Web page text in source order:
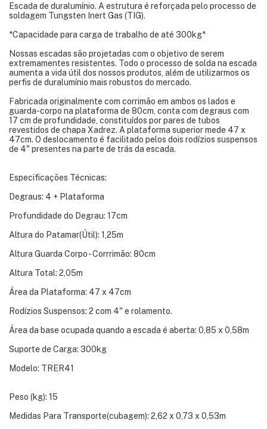
Escada de duralumínio. A estrutura é reforçada pelo processo de
soldagem Tungsten Inert Gas (TIG).
*Capacidade para carga de trabalho de até 300kg*
Nossas escadas são projetadas com o objetivo de serem
extremamentes resistentes. Todo o processo de solda na escada
aumenta a vida útil dos nossos produtos, além de utilizarmos os
perfis de duralumínio mais robustos do mercado.
Fabricada originalmente com corrimão em ambos os lados e
guarda-corpo na plataforma de 80cm, conta com degraus com
17 cm de profundidade, constituídos por pares de tubos
revestidos de chapa Xadrez. A plataforma superior mede 47 x
47cm. O deslocamento é facilitado pelos dois rodízios suspensos
de 4" presentes na parte de trás da escada.
Especificações Técnicas:
Degraus: 4 + Plataforma
Profundidade do Degrau: 17cm
Altura do Patamar(Útil): 1,25m
Altura Guarda Corpo - Corrrimão: 80cm
Altura Total: 2,05m
Área da Plataforma: 47 x 47cm
Rodízios Suspensos: 2 com 4" e rolamento.
Área da base ocupada quando a escada é aberta: 0,85 x 0,58m
Suporte de Carga: 300kg
Modelo: TRER41
Peso (kg): 15
Medidas Para Transporte(cubagem): 2,62 x 0,73 x 0,53m